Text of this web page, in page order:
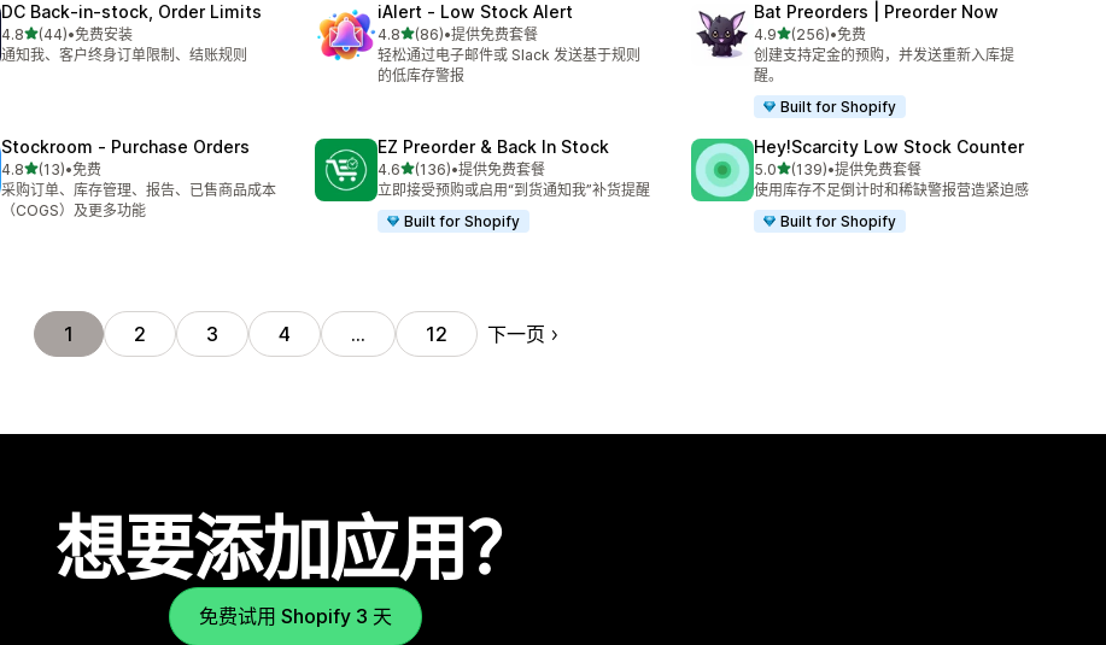
DC Back‑in‑stock, Order Limits
4.8星（满分 5 星）
(44)
总共 44 条评论
•免费安装
通知我、客户终身订单限制、结账规则
iAlert ‑ Low Stock Alert
4.8星（满分 5 星）
(86)
总共 86 条评论
•提供免费套餐
轻松通过电子邮件或 Slack 发送基于规则
的低库存警报
Bat Preorders | Preorder Now
4.9星（满分 5 星）
(256)
总共 256 条评论
•免费
创建支持定金的预购，并发送重新入库提
醒。
Built for Shopify
Stockroom ‑ Purchase Orders
4.8星（满分 5 星）
(13)
总共 13 条评论
•免费
采购订单、库存管理、报告、已售商品成本
（COGS）及更多功能
EZ Preorder & Back In Stock
4.6星（满分 5 星）
(136)
总共 136 条评论
•提供免费套餐
立即接受预购或启用“到货通知我”补货提醒
Built for Shopify
Hey!Scarcity Low Stock Counter
5.0星（满分 5 星）
(139)
总共 139 条评论
•提供免费套餐
使用库存不足倒计时和稀缺警报营造紧迫感
Built for Shopify
1 2 3 4 … 12 下一页
想要添加应用？
免费试用 Shopify 3 天